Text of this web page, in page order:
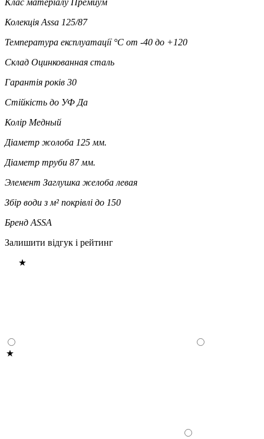
Колекція Assa 125/87
Температура експлуатації °C от -40 до +120
Склад Оцинкованная сталь
Гарантія років 30
Стійкість до УФ Да
Колір Медный
Діаметр жолоба 125 мм.
Діаметр труби 87 мм.
Элемент Заглушка желоба левая
Збір води з м² покрівлі до 150
Бренд ASSA
Залишити відгук і рейтинг